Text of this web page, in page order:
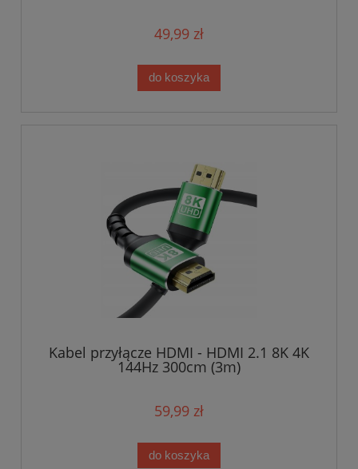
49,99 zł
do koszyka
Kabel przyłącze HDMI - HDMI 2.1 8K 4K
144Hz 300cm (3m)
59,99 zł
do koszyka